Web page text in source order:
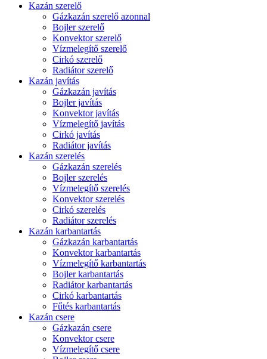
Kazán szerelő
Gázkazán szerelő azonnal
Bojler szerelő
Konvektor szerelő
Vízmelegítő szerelő
Cirkó szerelő
Radiátor szerelő
Kazán javítás
Gázkazán javítás
Bojler javítás
Konvektor javítás
Vízmelegítő javítás
Cirkó javítás
Radiátor javítás
Kazán szerelés
Gázkazán szerelés
Bojler szerelés
Vízmelegítő szerelés
Konvektor szerelés
Cirkó szerelés
Radiátor szerelés
Kazán karbantartás
Gázkazán karbantartás
Konvektor karbantartás
Vízmelegítő karbantartás
Bojler karbantartás
Radiátor karbantartás
Cirkó karbantartás
Fűtés karbantartás
Kazán csere
Gázkazán csere
Konvektor csere
Vízmelegítő csere